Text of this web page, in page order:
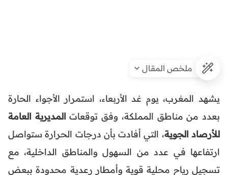
ملخص المقال
يشهد المغرب، يوم غد الأربعاء، استمرار الأجواء الحارة
بعدد من مناطق المملكة، وفق توقعات المديرية العامة
للأرصاد الجوية، التي أفادت بأن درجات الحرارة ستواصل
ارتفاعها في عدد من السهول والمناطق الداخلية، مع
تسجيل رياح محلية قوية وأمطار رعدية محدودة ببعض